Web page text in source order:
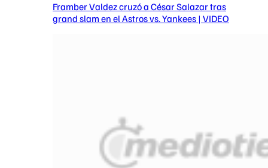
Framber Valdez cruzó a César Salazar tras
grand slam en el Astros vs. Yankees | VIDEO